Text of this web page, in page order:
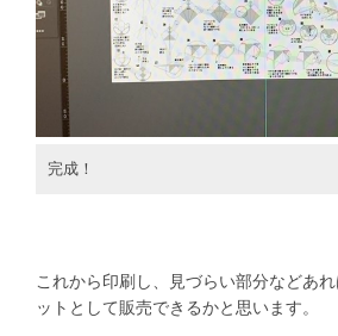
完成！
これから印刷し、見づらい部分などあ
ットとして販売できるかと思います。